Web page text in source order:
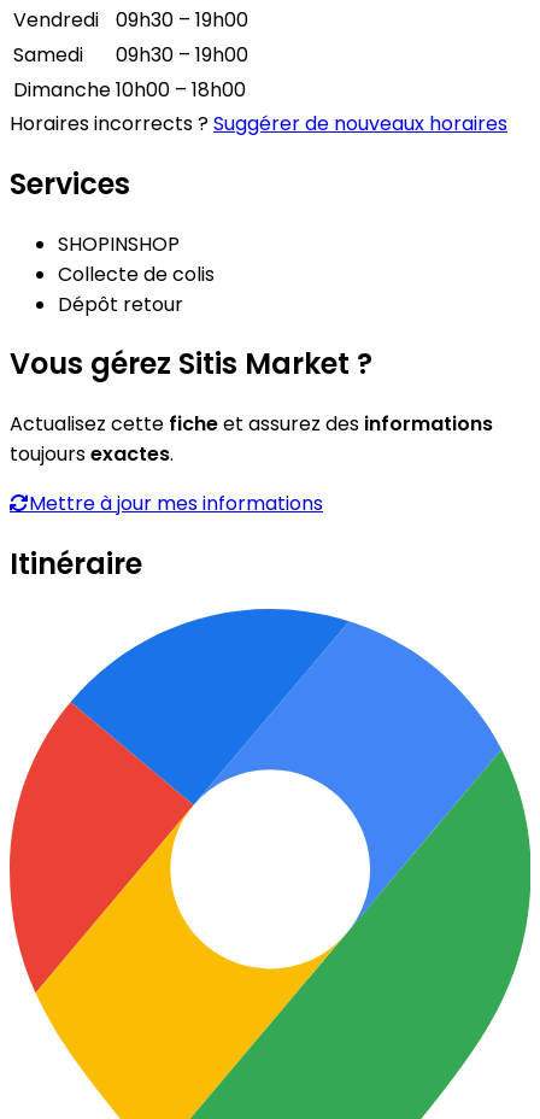
Vendredi
09h30 – 19h00
Samedi
09h30 – 19h00
Dimanche10h00 – 18h00
Horaires incorrects ?Suggérer de nouveaux horaires
Services
SHOPINSHOP
Collecte de colis
Dépôt retour
Vous gérez Sitis Market ?
Actualisez cette ficheet assurez des informations
toujoursexactes.
Mettre à jour mes informations
Itinéraire